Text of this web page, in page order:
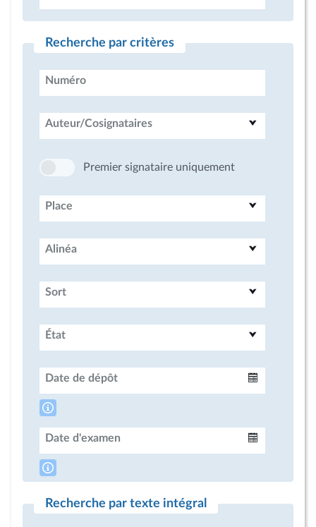
Recherche par critères
Numéro
Auteur/Cosignataires
Premier signataire uniquement
Place
Alinéa
Sort
État
Date de dépôt
Date d'examen
Recherche par texte intégral